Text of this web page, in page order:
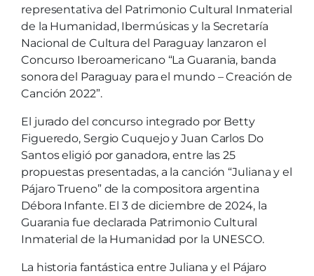
representativa del Patrimonio Cultural Inmaterial
de la Humanidad, Ibermúsicas y la Secretaría
Nacional de Cultura del Paraguay lanzaron el
Concurso Iberoamericano “La Guarania, banda
sonora del Paraguay para el mundo – Creación de
Canción 2022”.
El jurado del concurso integrado por Betty
Figueredo, Sergio Cuquejo y Juan Carlos Do
Santos eligió por ganadora, entre las 25
propuestas presentadas, a la canción “Juliana y el
Pájaro Trueno” de la compositora argentina
Débora Infante. El 3 de diciembre de 2024, la
Guarania fue declarada Patrimonio Cultural
Inmaterial de la Humanidad por la UNESCO.
La historia fantástica entre Juliana y el Pájaro